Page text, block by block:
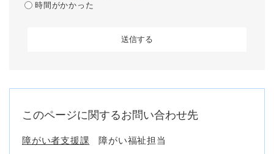
時間がかかった
このページに関するお問い合わせ先
障がい者支援課 障がい福祉担当